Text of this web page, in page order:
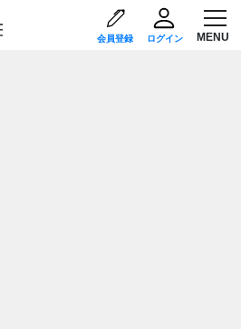
会員登録 ログイン